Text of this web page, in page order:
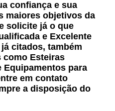
confiança e sua
maiores objetivos da
solicite já o que
e Excelente
citados, também
como Esteiras
Equipamentos para
em contato
a disposição do